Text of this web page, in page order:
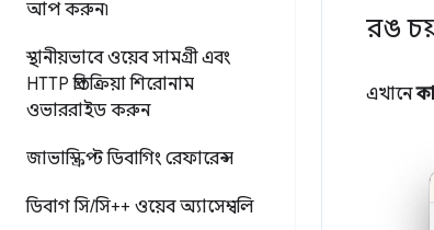
আপ করুন৷
স্থানীয়ভাবে ওয়েব সামগ্রী এবং
HTTP প্রতিক্রিয়া শিরোনাম
ওভাররাইড করুন
জাভাস্ক্রিপ্ট ডিবাগিং রেফারেন্স
ডিবাগ সি/সি++ ওয়েব অ্যাসেম্বলি
রঙ
এখানে